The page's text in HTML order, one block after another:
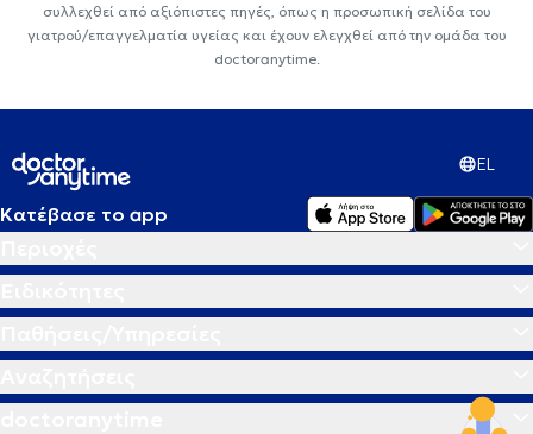
συλλεχθεί από αξιόπιστες πηγές, όπως η προσωπική σελίδα του
γιατρού/επαγγελματία υγείας και έχουν ελεγχθεί από την ομάδα του
doctoranytime.
EL
Κατέβασε το app